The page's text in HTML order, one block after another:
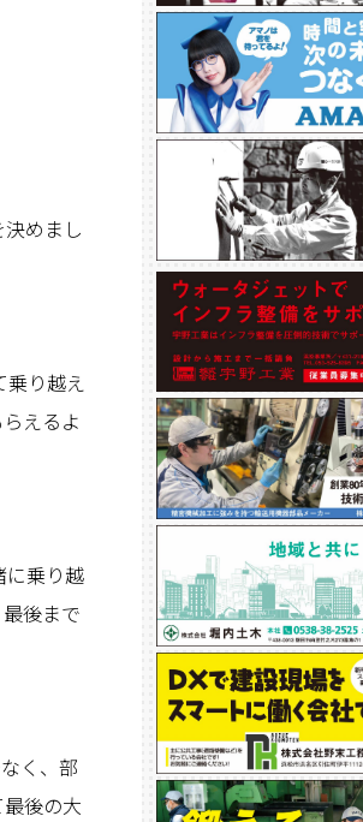
めまし
乗り越え
えるよ
に乗り越
後まで
く、部
後の大